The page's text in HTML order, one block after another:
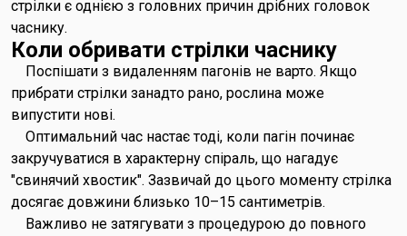
стрілки є однією з головних причин дрібних головок
часнику.
Коли обривати стрілки часнику
Поспішати з видаленням пагонів не варто. Якщо
прибрати стрілки занадто рано, рослина може
випустити нові.
Оптимальний час настає тоді, коли пагін починає
закручуватися в характерну спіраль, що нагадує
"свинячий хвостик". Зазвичай до цього моменту стрілка
досягає довжини близько 10–15 сантиметрів.
Важливо не затягувати з процедурою до повного